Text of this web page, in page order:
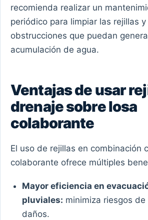
recomienda realizar un
periódico para limpiar las rejillas
obstrucciones que puedan
acumulación de agua.
Ventajas de usar
drenaje sobre losa
colaborante
El uso de rejillas en combinación
colaborante ofrece múltiples
Mayor eficiencia en
pluviales: minimiza riesgos
daños.